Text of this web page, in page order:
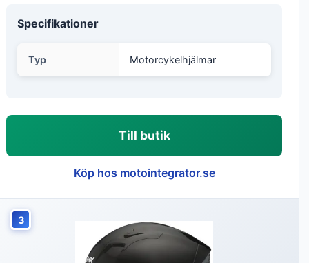
Specifikationer
Typ Motorcykelhjälmar
Till butik
Köp hos motointegrator.se
3